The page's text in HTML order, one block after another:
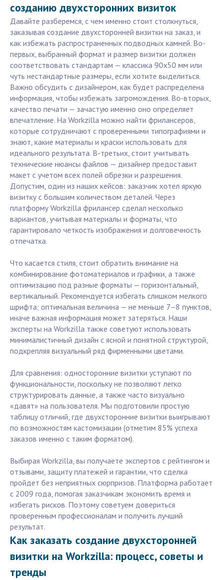
созданию двухсторонних визиток
Давайте разберемся, с чем именно стоит столкнуться,
заказывая создание двухсторонней визитки на заказ, и
как избежать распространенных подводных камней. Во-
первых, выбранный формат и размер визитки должен
соответствовать стандартам — классика 90x50 мм или
чуть нестандартные размеры, если хотите выделиться.
Важно обсудить с дизайнером, как будет распределена
информация, чтобы избежать загромождения. Во-вторых,
качество печати — зачастую именно оно определяет
впечатление. На Workzilla можно найти фрилансеров,
которые сотрудничают с проверенными типографиями и
знают, какие материалы и краски использовать для
идеального результата. В-третьих, стоит учитывать
технические нюансы файлов — дизайнер предоставит
макет с учетом всех полей обрезки и разрешения.
Допустим, один из наших кейсов: заказчик хотел яркую
визитку с большим количеством деталей. Через
платформу Workzilla фрилансер сделал несколько
вариантов, учитывая материалы и форматы, что
гарантировало четкость изображения и долговечность
отпечатка.
Что касается стиля, стоит обратить внимание на
комбинирование фотоматериалов и графики, а также
оптимизацию под разные форматы — горизонтальный,
вертикальный. Рекомендуется избегать слишком мелкого
шрифта; оптимальная величина — не меньше 7–8 пунктов,
иначе важная информация может затеряться. Наши
эксперты на Workzilla также советуют использовать
минималистичный дизайн с ясной и понятной структурой,
подкрепляя визуальный ряд фирменными цветами.
Для сравнения: односторонние визитки уступают по
функциональности, поскольку не позволяют легко
структурировать данные, а также часто визуально
«давят» на пользователя. Мы подготовили простую
таблицу отличий, где двухсторонние визитки выигрывают
по возможностям кастомизации (отметим 85% успеха
заказов именно с таким форматом).
Выбирая Workzilla, вы получаете экспертов с рейтингом и
отзывами, защиту платежей и гарантии, что сделка
пройдет без неприятных сюрпризов. Платформа работает
с 2009 года, помогая заказчикам экономить время и
избегать рисков. Поэтому советуем довериться
проверенным профессионалам и получить лучший
результат.
Как заказать создание двухсторонней
визитки на Workzilla: процесс, советы и
тренды